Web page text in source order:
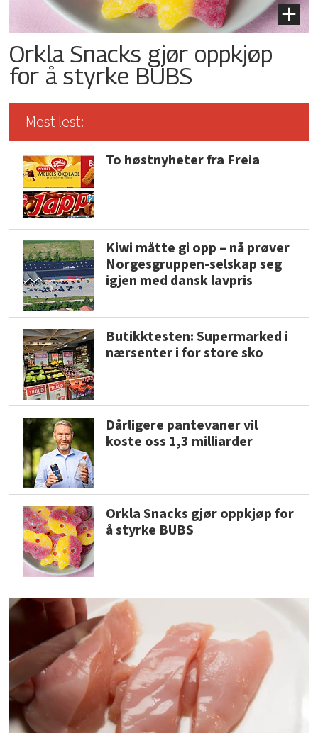
Orkla Snacks gjør oppkjøp
for å styrke BUBS
Mest lest:
To høstnyheter fra Freia
Kiwi måtte gi opp – nå prøver
Norgesgruppen-selskap seg
igjen med dansk lavpris
Butikktesten: Supermarked i
nærsenter i for store sko
Dårligere pantevaner vil
koste oss 1,3 milliarder
Orkla Snacks gjør oppkjøp for
å styrke BUBS